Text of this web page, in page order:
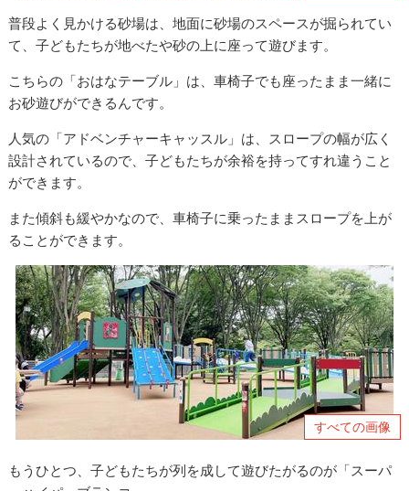
普段よく見かける砂場は、地面に砂場のスペースが掘られてい
て、子どもたちが地べたや砂の上に座って遊びます。
こちらの「おはなテーブル」は、車椅子でも座ったまま一緒に
お砂遊びができるんです。
人気の「アドベンチャーキャッスル」は、スロープの幅が広く
設計されているので、子どもたちが余裕を持ってすれ違うこと
ができます。
また傾斜も緩やかなので、車椅子に乗ったままスロープを上が
ることができます。
すべての画像
もうひとつ、子どもたちが列を成して遊びたがるのが「スーパ